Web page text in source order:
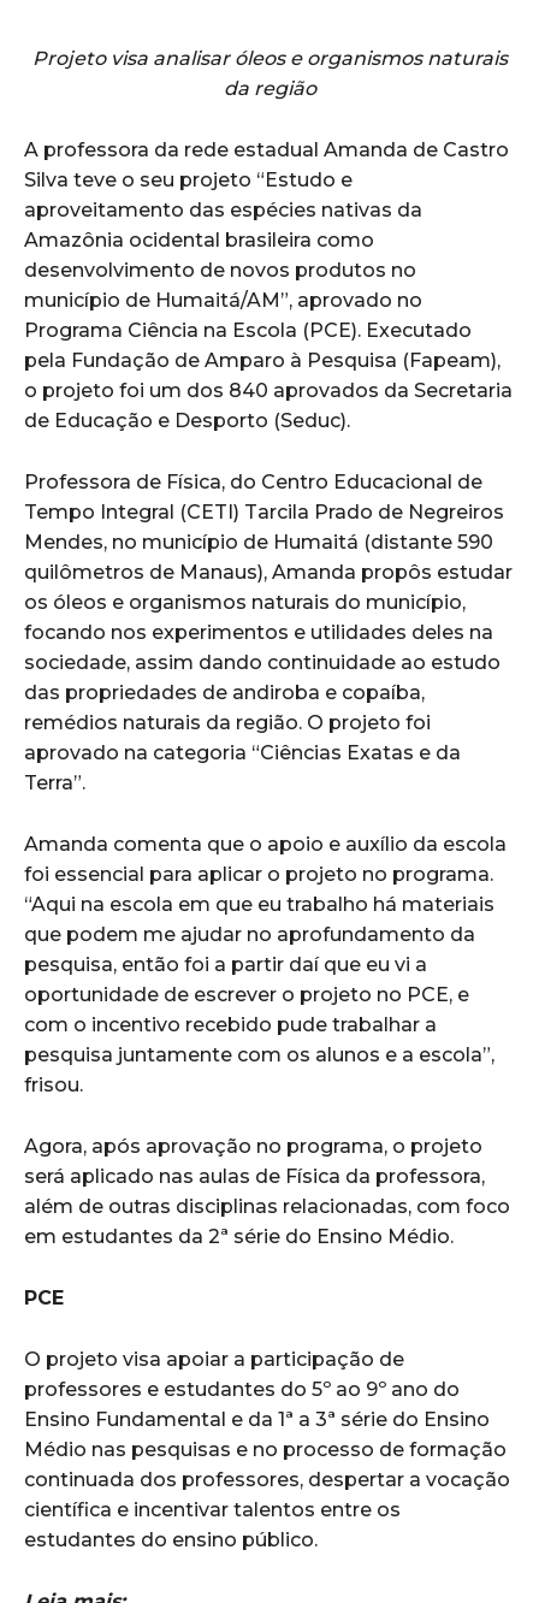
Projeto visa analisar óleos e organismos naturais
da região
A professora da rede estadual Amanda de Castro
Silva teve o seu projeto “Estudo e
aproveitamento das espécies nativas da
Amazônia ocidental brasileira como
desenvolvimento de novos produtos no
município de Humaitá/AM”, aprovado no
Programa Ciência na Escola (PCE). Executado
pela Fundação de Amparo à Pesquisa (Fapeam),
o projeto foi um dos 840 aprovados da Secretaria
de Educação e Desporto (Seduc).
Professora de Física, do Centro Educacional de
Tempo Integral (CETI) Tarcila Prado de Negreiros
Mendes, no município de Humaitá (distante 590
quilômetros de Manaus), Amanda propôs estudar
os óleos e organismos naturais do município,
focando nos experimentos e utilidades deles na
sociedade, assim dando continuidade ao estudo
das propriedades de andiroba e copaíba,
remédios naturais da região. O projeto foi
aprovado na categoria “Ciências Exatas e da
Terra”.
Amanda comenta que o apoio e auxílio da escola
foi essencial para aplicar o projeto no programa.
“Aqui na escola em que eu trabalho há materiais
que podem me ajudar no aprofundamento da
pesquisa, então foi a partir daí que eu vi a
oportunidade de escrever o projeto no PCE, e
com o incentivo recebido pude trabalhar a
pesquisa juntamente com os alunos e a escola”,
frisou.
Agora, após aprovação no programa, o projeto
será aplicado nas aulas de Física da professora,
além de outras disciplinas relacionadas, com foco
em estudantes da 2ª série do Ensino Médio.
PCE
O projeto visa apoiar a participação de
professores e estudantes do 5º ao 9º ano do
Ensino Fundamental e da 1ª a 3ª série do Ensino
Médio nas pesquisas e no processo de formação
continuada dos professores, despertar a vocação
científica e incentivar talentos entre os
estudantes do ensino público.